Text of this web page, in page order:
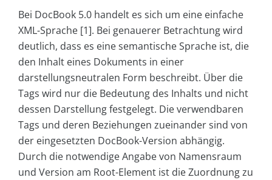
Bei DocBook 5.0 handelt es sich um eine einfache
XML-Sprache [1]. Bei genauerer Betrachtung wird
deutlich, dass es eine semantische Sprache ist, die
den Inhalt eines Dokuments in einer
darstellungsneutralen Form beschreibt. Über die
Tags wird nur die Bedeutung des Inhalts und nicht
dessen Darstellung festgelegt. Die verwendbaren
Tags und deren Beziehungen zueinander sind von
der eingesetzten DocBook-Version abhängig.
Durch die notwendige Angabe von Namensraum
und Version am Root-Element ist die Zuordnung zu